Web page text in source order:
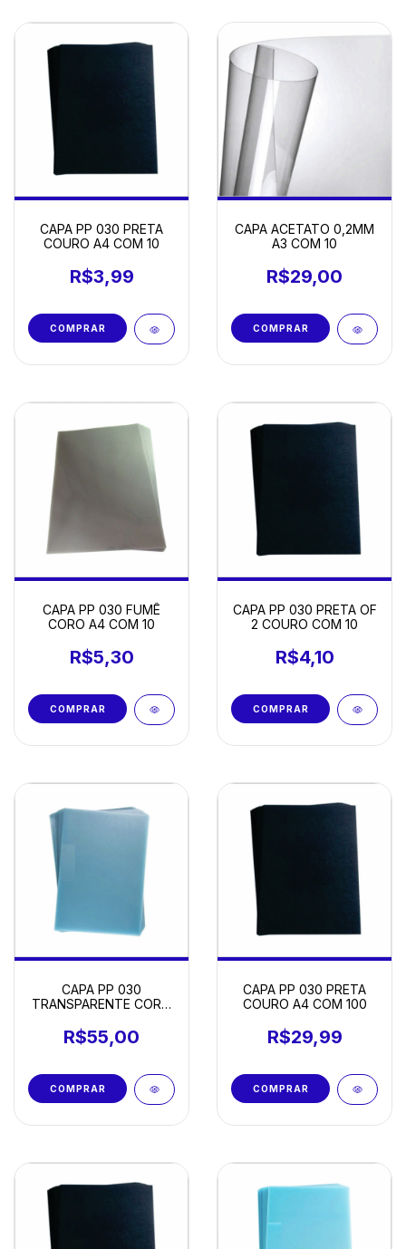
CAPA PP 030 PRETA
COURO A4 COM 10
R$3,99
CAPA ACETATO 0,2MM
A3 COM 10
R$29,00
CAPA PP 030 FUMÊ
CORO A4 COM 10
R$5,30
CAPA PP 030 PRETA OF
2 COURO COM 10
R$4,10
CAPA PP 030
TRANSPARENTE CORO
R$55,00
CAPA PP 030 PRETA
COURO A4 COM 100
R$29,99